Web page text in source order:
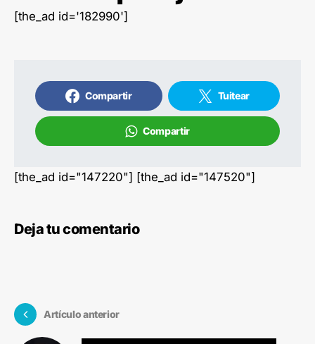
[the_ad id='182990']
Compartir Tuitear
Compartir
[the_ad id="147220"] [the_ad id="147520"]
Deja tu comentario
Artículo anterior